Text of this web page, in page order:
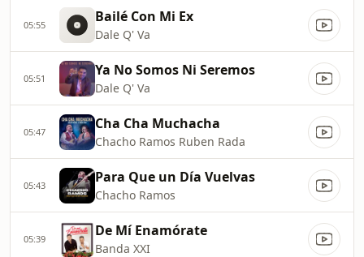
05:55 Bailé Con Mi Ex
Dale Q' Va
05:51 Ya No Somos Ni Seremos
Dale Q' Va
05:47 Cha Cha Muchacha
Chacho Ramos Ruben Rada
05:43 Para Que un Día Vuelvas
Chacho Ramos
05:39 De Mí Enamórate
Banda XXI